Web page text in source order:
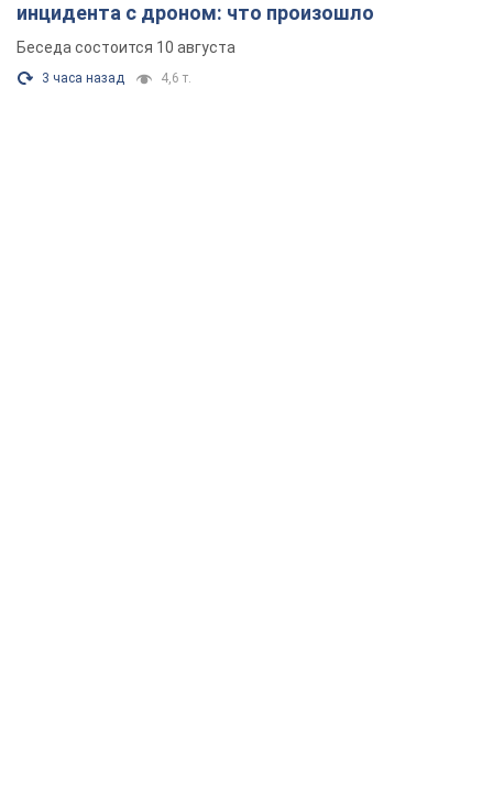
инцидента с дроном: что произошло
Беседа состоится 10 августа
3 часа назад 4,6 т.